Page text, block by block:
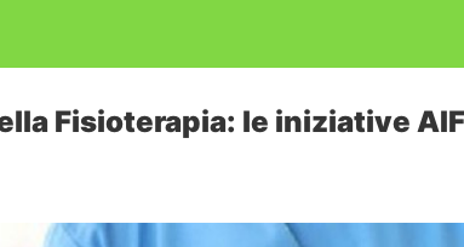
Fisioterapia: le iniziative